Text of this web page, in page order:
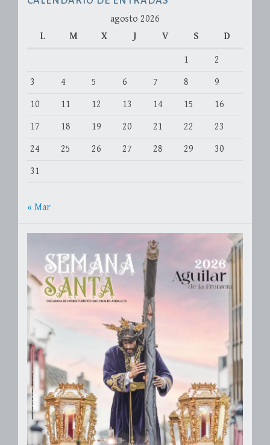
agosto 2026
L
M X J V S D
1
2
3
4 5 6 7 8
9
10
11 12 13 14 15
16
17
18 19 20 21 22
23
24
25 26 27 28 29
30
31
« Mar